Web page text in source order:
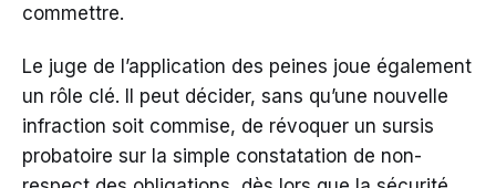
commettre.
Le juge de l’application des peines joue également
un rôle clé. Il peut décider, sans qu’une nouvelle
infraction soit commise, de révoquer un sursis
probatoire sur la simple constatation de non-